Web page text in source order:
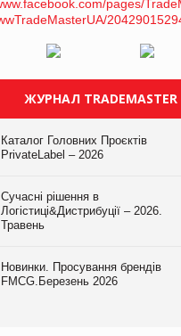
ЖУРНАЛ TRADEMASTER
Каталог Головних Проєктів
PrivateLabel – 2026
Сучасні рішення в
Логістиці&Дистрибуції – 2026.
Травень
Новинки. Просування брендів
FMCG.Березень 2026